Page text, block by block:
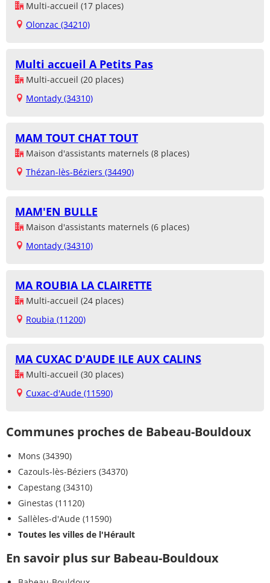
Multi-accueil (17 places)
Olonzac (34210)
Multi accueil A Petits Pas
Multi-accueil (20 places)
Montady (34310)
MAM TOUT CHAT TOUT
Maison d'assistants maternels (8 places)
Thézan-lès-Béziers (34490)
MAM'EN BULLE
Maison d'assistants maternels (6 places)
Montady (34310)
MA ROUBIA LA CLAIRETTE
Multi-accueil (24 places)
Roubia (11200)
MA CUXAC D'AUDE ILE AUX CALINS
Multi-accueil (30 places)
Cuxac-d'Aude (11590)
Communes proches de Babeau-Bouldoux
Mons (34390)
Cazouls-lès-Béziers (34370)
Capestang (34310)
Ginestas (11120)
Sallèles-d'Aude (11590)
Toutes les villes de l'Hérault
En savoir plus sur Babeau-Bouldoux